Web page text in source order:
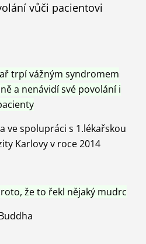
vůči pacientovi
trpí vážným syndromem
a nenávidí své povolání i
ve spolupráci s 1.lékařskou
Karlovy v roce 2014
že to řekl nějaký mudrc